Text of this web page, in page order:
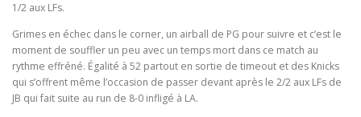
1/2 aux LFs.
Grimes en échec dans le corner, un airball de PG pour suivre et c’est le
moment de souffler un peu avec un temps mort dans ce match au
rythme effréné. Égalité à 52 partout en sortie de timeout et des Knicks
qui s’offrent même l’occasion de passer devant après le 2/2 aux LFs de
JB qui fait suite au run de 8-0 infligé à LA.